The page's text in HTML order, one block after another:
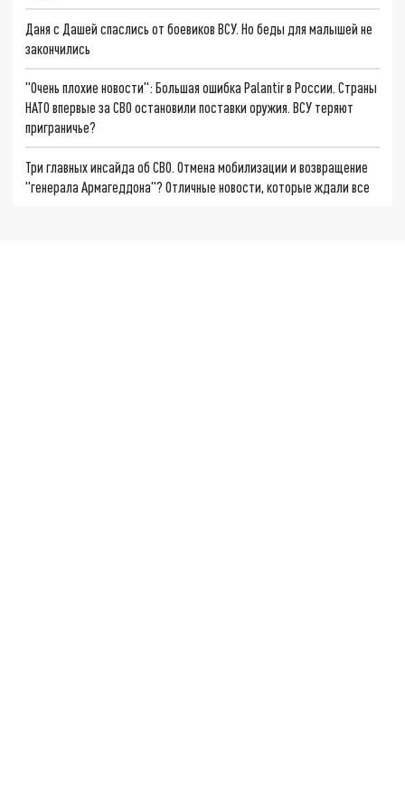
Даня с Дашей спаслись от боевиков ВСУ. Но беды для малышей не
закончились
"Очень плохие новости": Большая ошибка Palantir в России. Страны
НАТО впервые за СВО остановили поставки оружия. ВСУ теряют
приграничье?
Три главных инсайда об СВО. Отмена мобилизации и возвращение
"генерала Армагеддона"? Отличные новости, которые ждали все